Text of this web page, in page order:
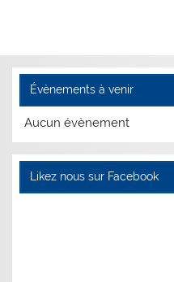
Évènements à venir
Aucun évènement
Likez nous sur Facebook